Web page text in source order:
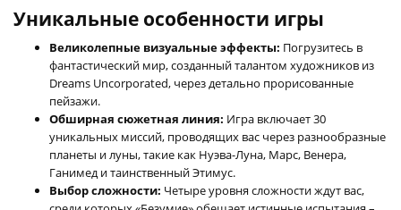
Уникальные особенности игры
Великолепные визуальные эффекты: Погрузитесь в
фантастический мир, созданный талантом художников из
Dreams Uncorporated, через детально прорисованные
пейзажи.
Обширная сюжетная линия: Игра включает 30
уникальных миссий, проводящих вас через разнообразные
планеты и луны, такие как Нуэва-Луна, Марс, Венера,
Ганимед и таинственный Этимус.
Выбор сложности: Четыре уровня сложности ждут вас,